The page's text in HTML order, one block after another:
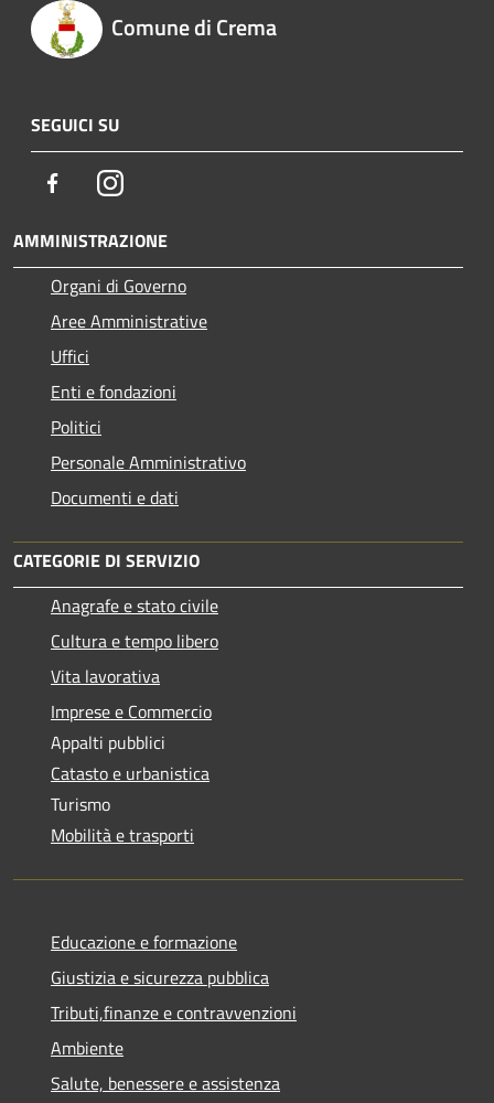
Comune di Crema
SEGUICI SU
FacebookInstagram
AMMINISTRAZIONE
Organi di Governo
Aree Amministrative
Uffici
Enti e fondazioni
Politici
Personale Amministrativo
Documenti e dati
CATEGORIE DI SERVIZIO
Anagrafe e stato civile
Cultura e tempo libero
Vita lavorativa
Imprese e Commercio
Appalti pubblici
Catasto e urbanistica
Turismo
Mobilità e trasporti
Educazione e formazione
Giustizia e sicurezza pubblica
Tributi,finanze e contravvenzioni
Ambiente
Salute, benessere e assistenza